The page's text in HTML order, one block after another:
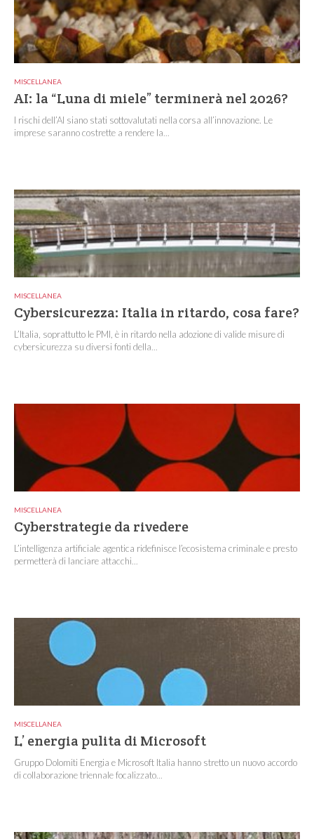
MISCELLANEA
AI: la “Luna di miele” terminerà nel 2026?
I rischi dell’AI siano stati sottovalutati nella corsa all’innovazione. Le
imprese saranno costrette a rendere la...
MISCELLANEA
Cybersicurezza: Italia in ritardo, cosa fare?
L’Italia, soprattutto le PMI, è in ritardo nella adozione di valide misure di
cybersicurezza su diversi fonti della...
MISCELLANEA
Cyberstrategie da rivedere
L’intelligenza artificiale agentica ridefinisce l’ecosistema criminale e presto
permetterà di lanciare attacchi...
MISCELLANEA
L’ energia pulita di Microsoft
Gruppo Dolomiti Energia e Microsoft Italia hanno stretto un nuovo accordo
di collaborazione triennale focalizzato...